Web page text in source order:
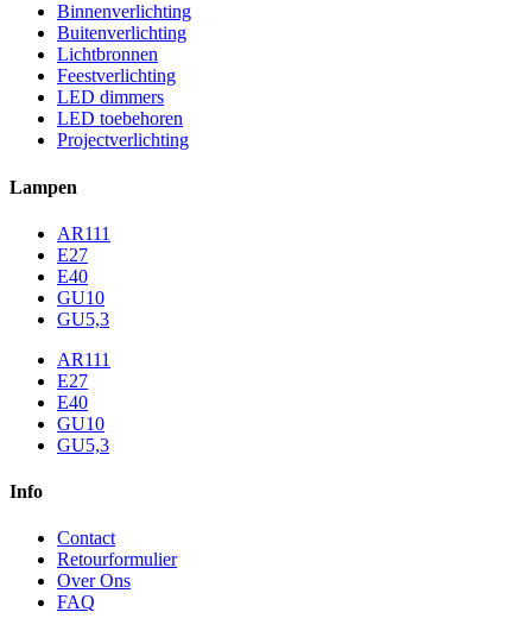
Binnenverlichting
Buitenverlichting
Lichtbronnen
Feestverlichting
LED dimmers
LED toebehoren
Projectverlichting
Lampen
AR111
E27
E40
GU10
GU5,3
AR111
E27
E40
GU10
GU5,3
Info
Contact
Retourformulier
Over Ons
FAQ